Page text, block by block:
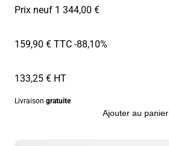
Prix neuf 1 344,00 €
159,90 € TTC-88,10%
133,25 € HT
Livraison gratuite
Ajouter au panier